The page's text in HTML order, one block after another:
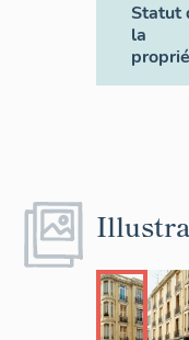
Statut
la